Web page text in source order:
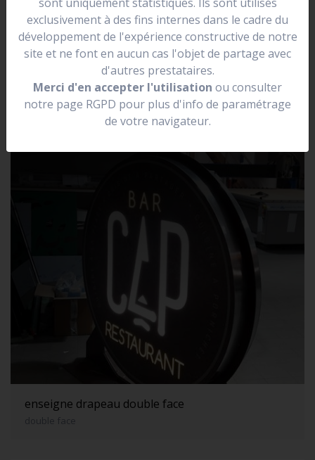
se situer dans une rue.
Elle peut être lumineuse, non lumineuse, prendre la
forme de votre logo.
enseigne drapeau double face
double face
exclusivement à des fins internes dans le cadre du
développement de l'expérience constructive de notre
site et ne font en aucun cas l'objet de partage avec
d'autres prestataires.
Merci d'en accepter l'utilisation ou consulter
notre page RGPD pour plus d'info de paramétrage
de votre navigateur.